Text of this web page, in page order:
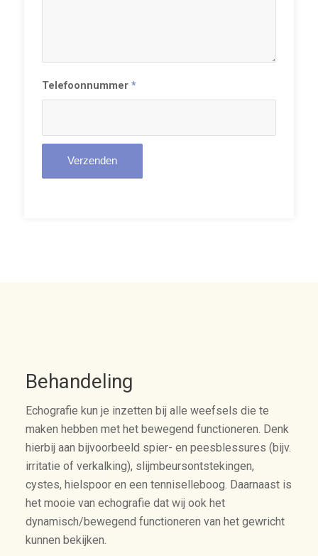
Telefoonnummer *
Behandeling
Echografie kun je inzetten bij alle weefsels die te
maken hebben met het bewegend functioneren. Denk
hierbij aan bijvoorbeeld spier- en peesblessures (bijv.
irritatie of verkalking), slijmbeursontstekingen,
cystes, hielspoor en een tenniselleboog. Daarnaast is
het mooie van echografie dat wij ook het
dynamisch/bewegend functioneren van het gewricht
kunnen bekijken.